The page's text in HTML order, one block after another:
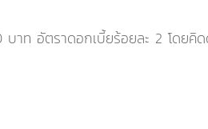
บาท อัตราดอกเบี้ยร้อยละ 2 โดยคิ